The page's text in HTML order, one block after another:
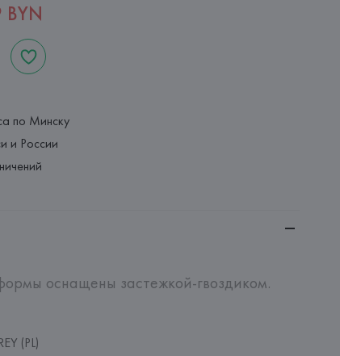
по Минску
и России
оснащены застежкой-гвоздиком.
(PL)